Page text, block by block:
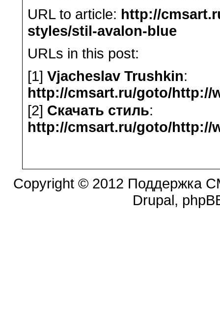
URL to article: http://
styles/stil-avalon-blue
URLs in this post:
[1]Vjacheslav Trushkin:
http://cmsart.ru/goto/http://
[2] Скачать стиль:
http://cmsart.ru/goto/http://
Copyright © 2012 Поддержка
Drupal,